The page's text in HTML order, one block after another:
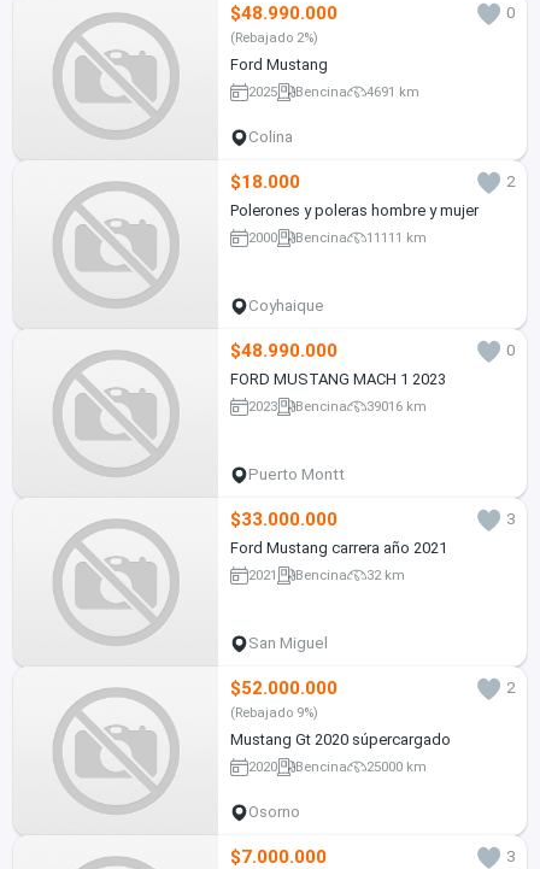
$48.990.000 0
(Rebajado 2%)
Ford Mustang
2025 Bencina 4691 km
Colina
$18.000
2
Polerones y poleras hombre y mujer
2000 Bencina 11111 km
Coyhaique
$48.990.000
0
FORD MUSTANG MACH 1 2023
2023 Bencina 39016 km
Puerto Montt
$33.000.000
3
Ford Mustang carrera año 2021
2021 Bencina 32 km
San Miguel
$52.000.000 2
(Rebajado 9%)
Mustang Gt 2020 súpercargado
2020 Bencina 25000 km
Osorno
$7.000.000 3